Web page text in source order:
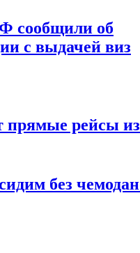
сообщили об
с выдачей виз
прямые рейсы
без